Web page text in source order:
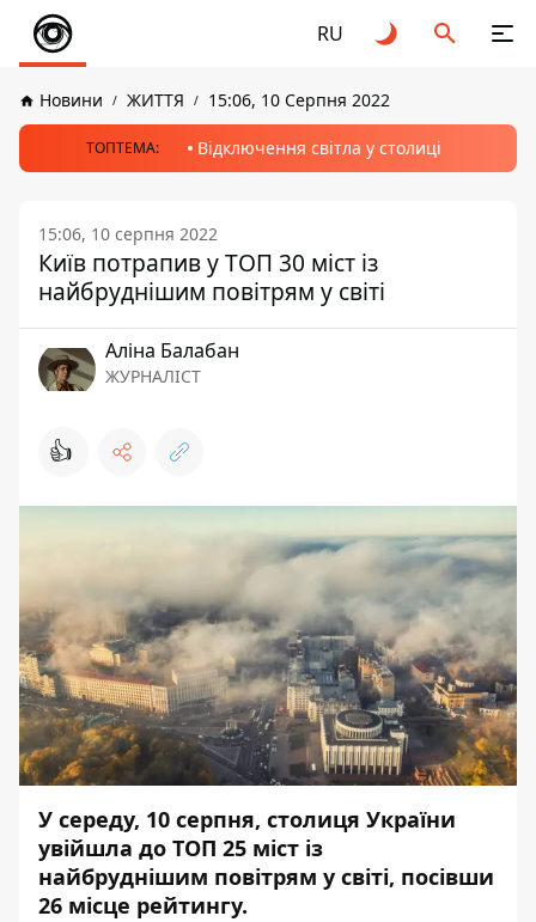
RU
Новини ЖИТТЯ 15:06, 10 Серпня 2022
ТОПТЕМА: Відключення світла у столиці
15:06, 10 серпня 2022
Київ потрапив у ТОП 30 міст із
найбруднішим повітрям у світі
Аліна Балабан
ЖУРНАЛІСТ
👍
У середу, 10 серпня, столиця України
увійшла до ТОП 25 міст із
найбруднішим повітрям у світі, посівши
26 місце рейтингу.